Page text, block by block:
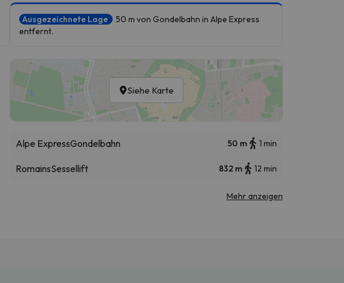
Ausgezeichnete Lage
50 m von Gondelbahn in Alpe Express
entfernt.
Siehe Karte
Alpe ExpressGondelbahn 50 m 1 min
RomainsSessellift 832 m 12 min
Mehr anzeigen